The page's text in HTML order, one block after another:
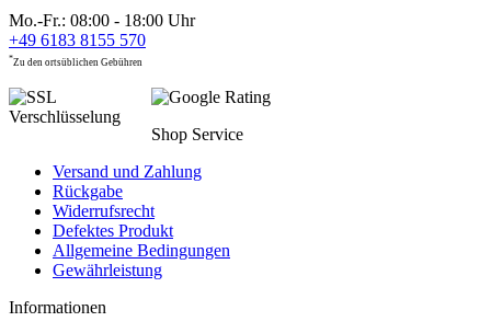
Mo.-Fr.: 08:00 - 18:00 Uhr
+49 6183 8155 570
*Zu den ortsüblichen Gebühren
Shop Service
Versand und Zahlung
Rückgabe
Widerrufsrecht
Defektes Produkt
Allgemeine Bedingungen
Gewährleistung
Informationen